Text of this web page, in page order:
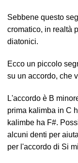
Sebbene questo
cromatico, in realtà
diatonici.
Ecco un piccolo
su un accordo, che
L'accordo è B
prima kalimba in C
kalimbe ha F#.
alcuni denti per
per l'accordo di Si